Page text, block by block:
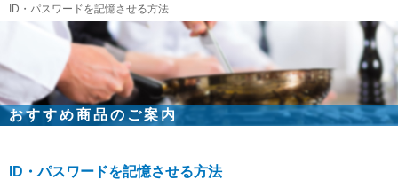
ID・パスワードを記憶させる方法
おすすめ商品のご案内
ID・パスワードを記憶させる方法